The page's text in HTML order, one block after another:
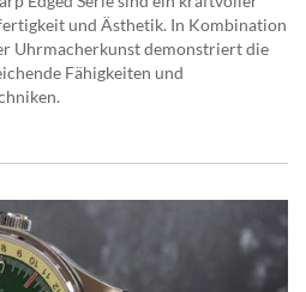
und Ästhetik. In Kombination
Uhrmacherkunst demonstriert die
Fähigkeiten und